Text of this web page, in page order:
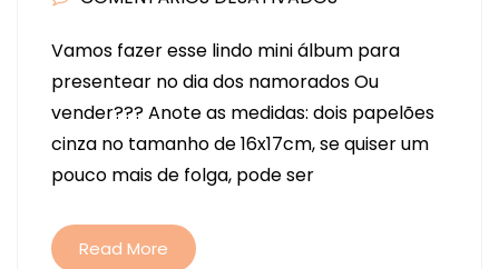
ÁLBUM
TE
AMO
(PASSO-
Vamos fazer esse lindo mini álbum para
presentear no dia dos namorados Ou
vender??? Anote as medidas: dois papelões
cinza no tamanho de 16x17cm, se quiser um
pouco mais de folga, pode ser
Read More